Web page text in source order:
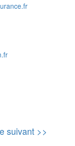
suivant >>